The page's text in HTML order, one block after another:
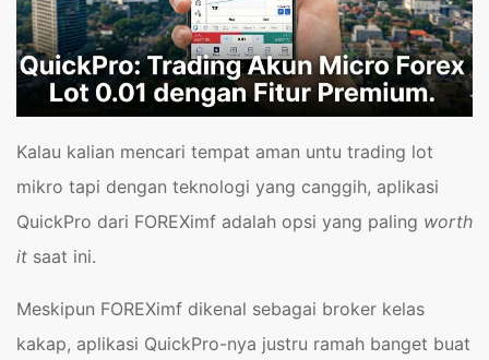
Kalau kalian mencari tempat aman untu trading lot
mikro tapi dengan teknologi yang canggih, aplikasi
QuickPro dari FOREXimf adalah opsi yang paling worth
it saat ini.
Meskipun FOREXimf dikenal sebagai broker kelas
kakap, aplikasi QuickPro-nya justru ramah banget buat